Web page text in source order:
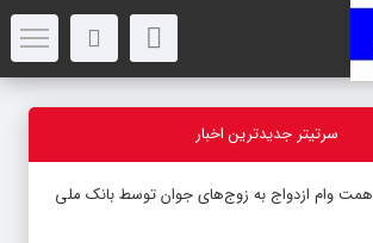
سرتیتر جدیدترین اخبار
پرداخت بیش از ۸ همت وام ازدواج به زوج‌های جوان توسط بانک ملی